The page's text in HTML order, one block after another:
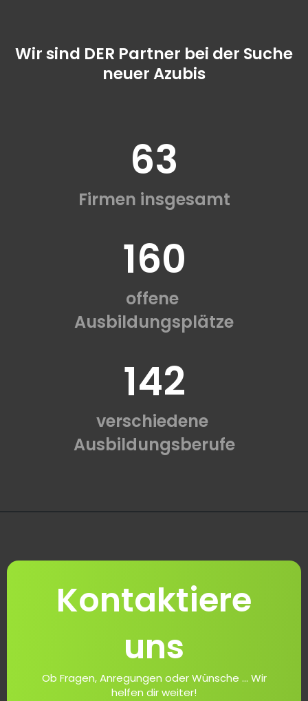
Wir sind DER Partner bei der Suche
neuer Azubis
63
Firmen insgesamt
160
offene
Ausbildungsplätze
142
verschiedene
Ausbildungsberufe
Kontaktiere
uns
Ob Fragen, Anregungen oder Wünsche ... Wir
helfen dir weiter!